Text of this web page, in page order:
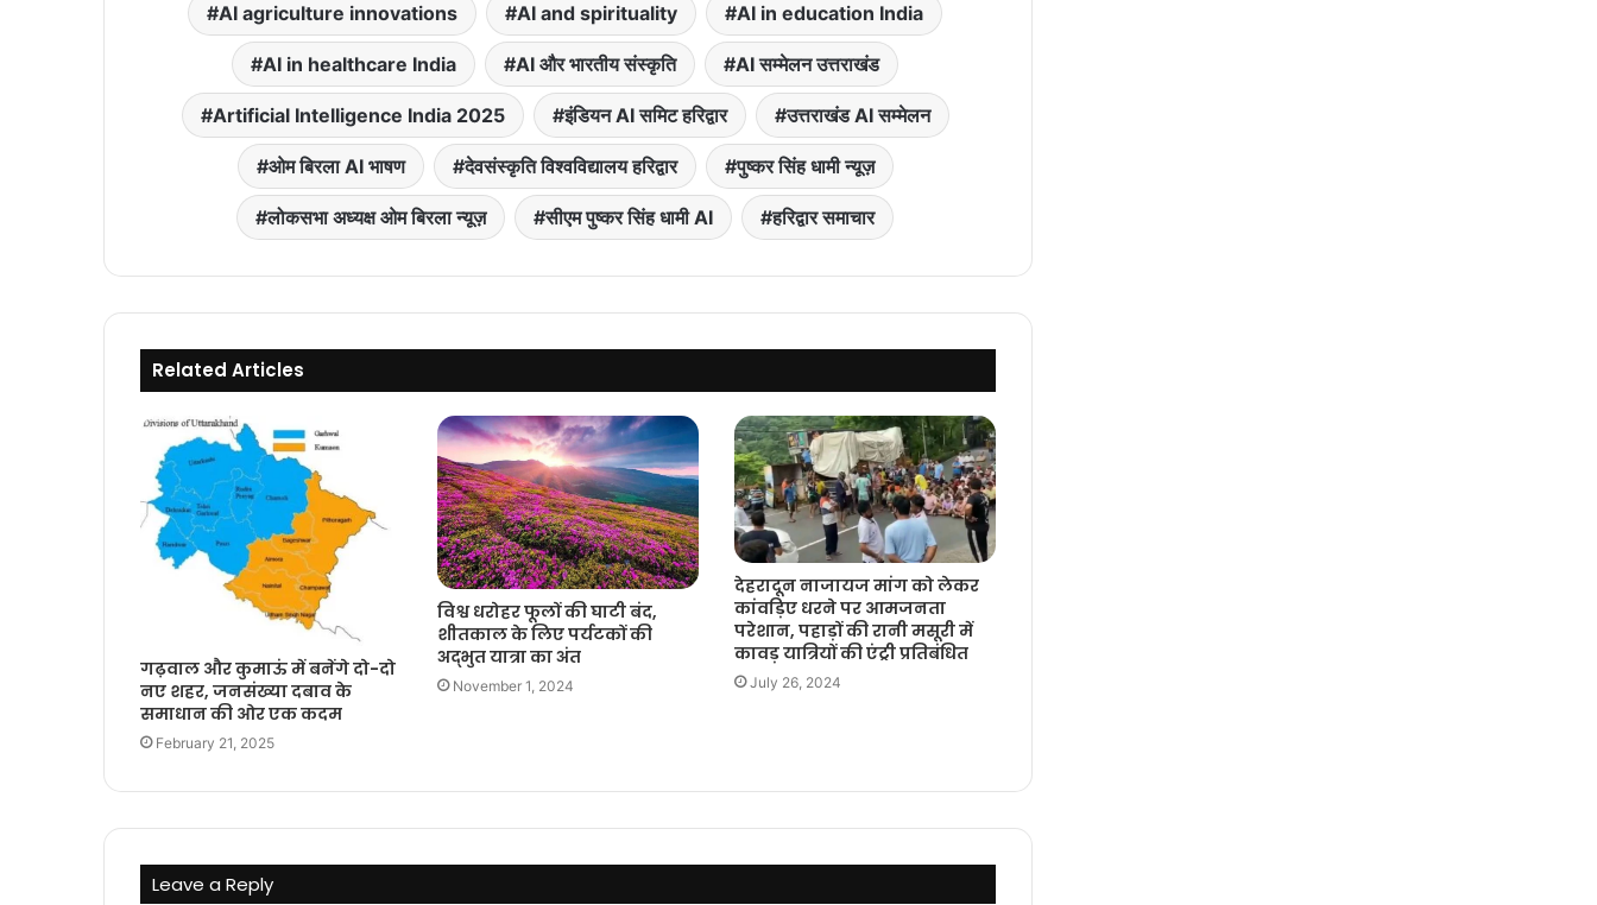
AI agriculture innovations AI and spirituality AI in education India
AI in healthcare India AI और भारतीय संस्कृति AI सम्मेलन उत्तराखंड
Artificial Intelligence India 2025 इंडियन AI समिट हरिद्वार उत्तराखंड AI सम्मेलन
ओम बिरला AI भाषण देवसंस्कृति विश्वविद्यालय हरिद्वार पुष्कर सिंह धामी न्यूज़
लोकसभा अध्यक्ष ओम बिरला न्यूज़ सीएम पुष्कर सिंह धामी AI हरिद्वार समाचार
Related Articles
गढ़वाल और कुमाऊं में बनेंगे दो-दो
नए शहर, जनसंख्या दबाव के
समाधान की ओर एक कदम
February 21, 2025
विश्व धरोहर फूलों की घाटी बंद,
शीतकाल के लिए पर्यटकों की
अद्भुत यात्रा का अंत
November 1, 2024
देहरादून नाजायज मांग को लेकर
कांवड़िए धरने पर आमजनता
परेशान, पहाड़ों की रानी मसूरी में
कावड़ यात्रियों की एंट्री प्रतिबंधित
July 26, 2024
Leave a Reply